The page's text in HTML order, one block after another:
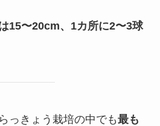
15〜20cm、1カ所に2〜3球
っきょう栽培の中でも最も